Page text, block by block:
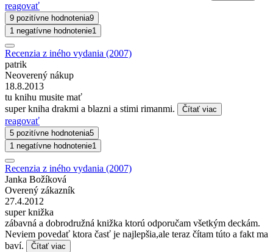
reagovať
9 pozitívne hodnotenia9
1 negatívne hodnotenie1
Recenzia z iného vydania (2007)
patrik
Neoverený nákup
18.8.2013
tu knihu musite mať
super kniha drakmi a blazni a stimi rimanmi.
Čítať viac
reagovať
5 pozitívne hodnotenia5
1 negatívne hodnotenie1
Recenzia z iného vydania (2007)
Janka Božíková
Overený zákazník
27.4.2012
super knižka
zábavná a dobrodružná knižka ktorú odporučam všetkým deckám.
Neviem povedať ktora časť je najlepšia,ale teraz čítam túto a fakt ma
baví.
Čítať viac